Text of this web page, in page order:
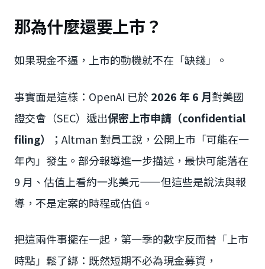
那為什麼還要上市？
如果現金不逼，上市的動機就不在「缺錢」。
事實面是這樣：OpenAI 已於2026 年 6 月對美國
證交會（SEC）遞出保密上市申請（confidential
filing）
；Altman 對員工說，公開上市「可能在一
年內」發生。部分報導進一步描述，最快可能落在
9 月、估值上看約一兆美元——但這些是說法與報
導，不是定案的時程或估值。
把這兩件事擺在一起，第一季的數字反而替「上市
時點」鬆了綁：既然短期不必為現金募資，